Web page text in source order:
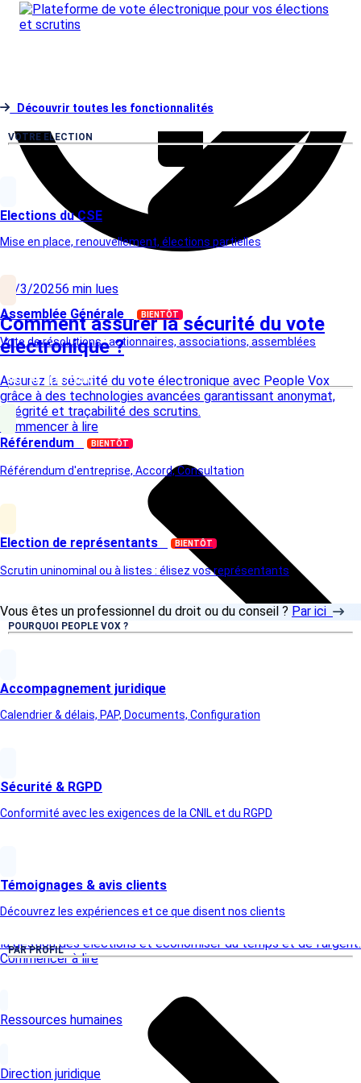
Découvrir toutes les fonctionnalités
VOTRE ELECTION
Elections du CSE
Mise en place, renouvellement, élections partielles
Assemblée Générale BIENTÔT
Vote de résolutions : actionnaires, associations, assemblées
VOTRE ELECTION
Référendum BIENTÔT
Référendum d'entreprise, Accord, Consultation
Election de représentants BIENTÔT
Scrutin uninominal ou à listes : élisez vos représentants
Vous êtes un professionnel du droit ou du conseil ? Par ici
POURQUOI PEOPLE VOX ?
Accompagnement juridique
Calendrier & délais, PAP, Documents, Configuration
Sécurité & RGPD
Conformité avec les exigences de la CNIL et du RGPD
Témoignages & avis clients
Découvrez les expériences et ce que disent nos clients
PAR PROFIL
Ressources humaines
Direction juridique
27/3/20256 min lues
Comment assurer la sécurité du vote
électronique ?
Assurez la sécurité du vote électronique avec People Vox
grâce à des technologies avancées garantissant anonymat,
intégrité et traçabilité des scrutins.
Commencer à lire
Les 6 avantages du vote électronique
la gestion des élections et économiser du temps et de l'argent.
Commencer à lire